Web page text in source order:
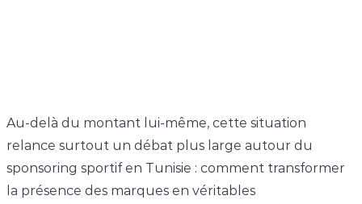
Au-delà du montant lui-même, cette situation
relance surtout un débat plus large autour du
sponsoring sportif en Tunisie : comment transformer
la présence des marques en véritables